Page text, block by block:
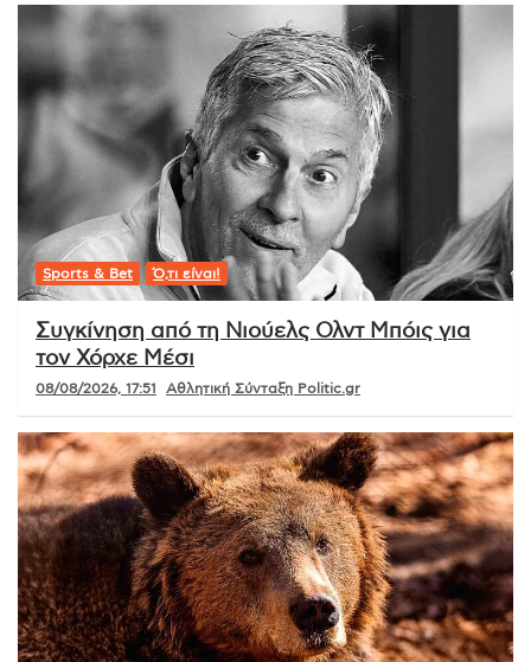
Sports & Bet Ό,τι είναι!
Συγκίνηση από τη Νιούελς Ολντ Μπόις για
τον Χόρχε Μέσι
08/08/2026, 17:51 Αθλητική Σύνταξη Politic.gr